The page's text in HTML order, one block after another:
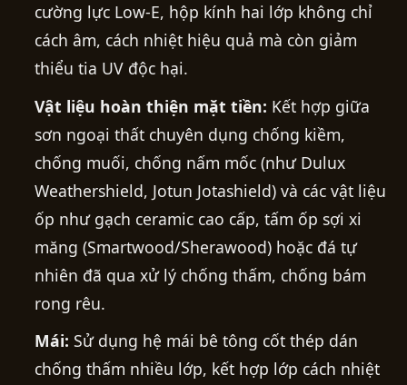
cường lực Low-E, hộp kính hai lớp không chỉ
cách âm, cách nhiệt hiệu quả mà còn giảm
thiểu tia UV độc hại.
Vật liệu hoàn thiện mặt tiền: Kết hợp giữa
sơn ngoại thất chuyên dụng chống kiềm,
chống muối, chống nấm mốc (như Dulux
Weathershield, Jotun Jotashield) và các vật liệu
ốp như gạch ceramic cao cấp, tấm ốp sợi xi
măng (Smartwood/Sherawood) hoặc đá tự
nhiên đã qua xử lý chống thấm, chống bám
rong rêu.
Mái: Sử dụng hệ mái bê tông cốt thép dán
chống thấm nhiều lớp, kết hợp lớp cách nhiệt